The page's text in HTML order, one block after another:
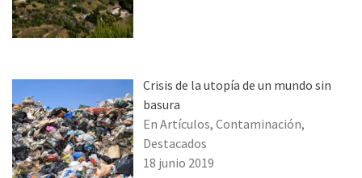
Crisis de la utopía de un mundo sin
basura
En Artículos, Contaminación,
Destacados
18 junio 2019